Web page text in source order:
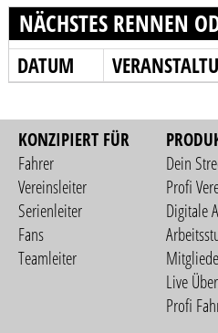
NÄCHSTES RENNEN
DATUM
KONZIPIERT FÜR
Fahrer
Vereinsleiter
Serienleiter
Fans
Teamleiter
Dein
Profi
Digitale
Live
Profi